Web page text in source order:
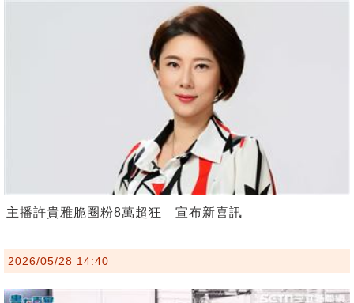
主播許貴雅脆圈粉8萬超狂 宣布新喜訊
2026/05/28 14:40